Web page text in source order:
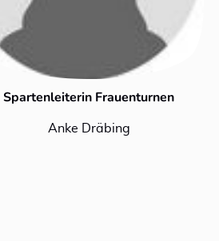
Spartenleiterin Frauenturnen
Anke Dräbing